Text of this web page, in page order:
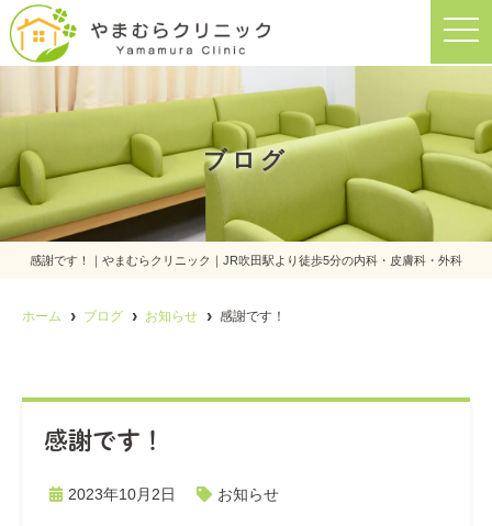
t
o
l
a
v
a
i
ブログ
感謝です！｜やまむらクリニック｜JR吹田駅より徒歩5分の内科・皮膚科・外科
ホーム ブログ お知らせ 感謝です！
感謝です！
2023年10月2日 お知らせ